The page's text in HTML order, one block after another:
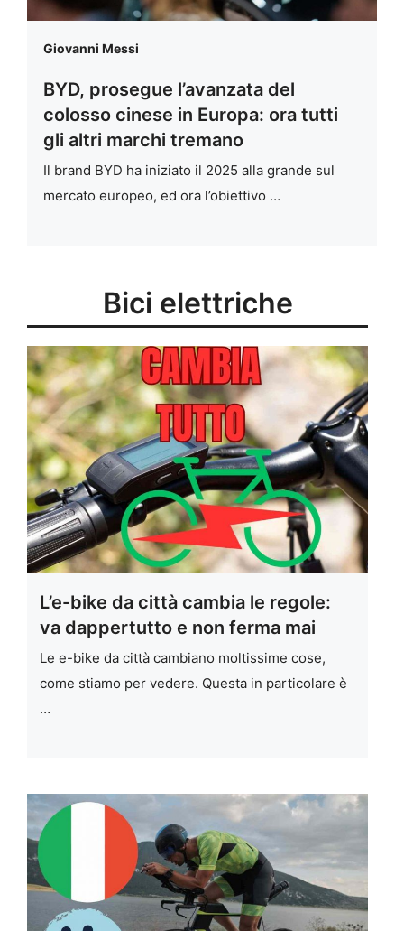
Giovanni Messi
BYD, prosegue l’avanzata del
colosso cinese in Europa: ora tutti
gli altri marchi tremano
Il brand BYD ha iniziato il 2025 alla grande sul
mercato europeo, ed ora l’obiettivo …
Bici elettriche
L’e-bike da città cambia le regole:
va dappertutto e non ferma mai
Le e-bike da città cambiano moltissime cose,
come stiamo per vedere. Questa in particolare è
…